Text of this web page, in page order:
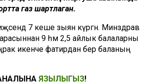
газ шартлаган.
7 кеше зыян күргән. Минздрав
арасыннан 9 һәм 2,5 айлык балаларны
икенче фатирдан бер баланың
ЯЗЫЛЫГЫЗ!